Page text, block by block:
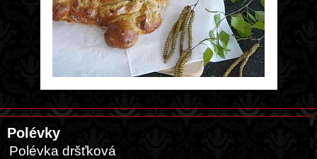
Polévky
Polévka dršťková